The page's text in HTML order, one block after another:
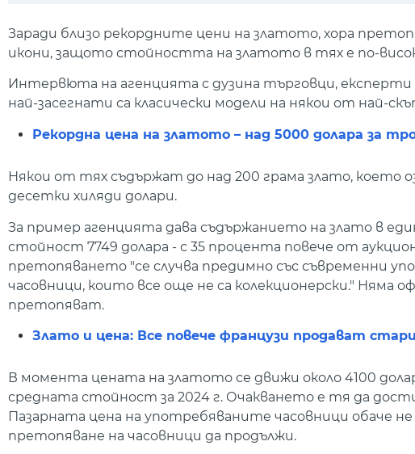
Заради близо рекордните цени на златото, хора
икони, защото стойността на златото в тях е по-
Интервюта на агенцията с дузина търговци,
най-засегнати са класически модели на някои от най-
Рекордна цена на златото – над 5000 долара за
Някои от тях съдържат до над 200 грама злато, което
десетки хиляди долари.
За пример агенцията дава съдържанието на злато в
стойност 7749 долара - с 35 процента повече от
претопяването "се случва предимно със съвременни
часовници, които все още не са колекционерски." Няма
претопяват.
Злато и цена: Все повече французи продават
В момента цената на златото се движи около 4100
средната стойност за 2024 г. Очакването е тя да
Пазарната цена на употребяваните часовници обаче
претопяване на часовници да продължи.